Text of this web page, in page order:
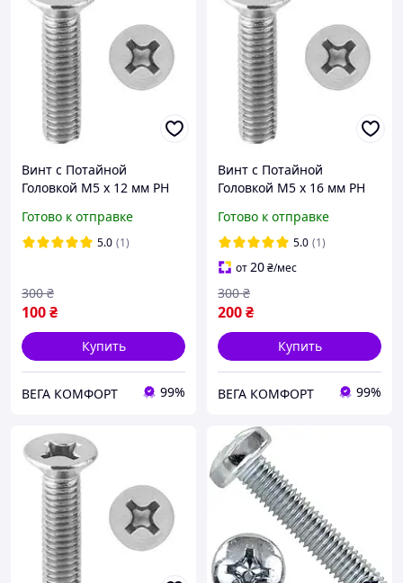
Винт с Потайной
Головкой М5 х 12 мм PH
Готово к отправке
5.0 (1)
100₴
300 ₴
Купить
ВЕГА КОМФОРТ 99%
Винт с Потайной
Головкой М5 х 16 мм PH
Готово к отправке
5.0 (1)
от20₴/мес
200₴
300 ₴
Купить
ВЕГА КОМФОРТ 99%